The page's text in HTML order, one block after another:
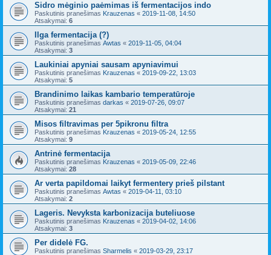
Sidro mėginio paėmimas iš fermentacijos indo
Paskutinis pranešimas Krauzenas « 2019-11-08, 14:50
Atsakymai: 6
Ilga fermentacija (?)
Paskutinis pranešimas Awtas « 2019-11-05, 04:04
Atsakymai: 3
Laukiniai apyniai sausam apyniavimui
Paskutinis pranešimas Krauzenas « 2019-09-22, 13:03
Atsakymai: 5
Brandinimo laikas kambario temperatūroje
Paskutinis pranešimas darkas « 2019-07-26, 09:07
Atsakymai: 21
Misos filtravimas per 5pikronu filtra
Paskutinis pranešimas Krauzenas « 2019-05-24, 12:55
Atsakymai: 9
Antrinė fermentacija
Paskutinis pranešimas Krauzenas « 2019-05-09, 22:46
Atsakymai: 28
Ar verta papildomai laikyt fermentery prieš pilstant
Paskutinis pranešimas Awtas « 2019-04-11, 03:10
Atsakymai: 2
Lageris. Nevyksta karbonizacija buteliuose
Paskutinis pranešimas Krauzenas « 2019-04-02, 14:06
Atsakymai: 3
Per didelė FG.
Paskutinis pranešimas Sharmelis « 2019-03-29, 23:17